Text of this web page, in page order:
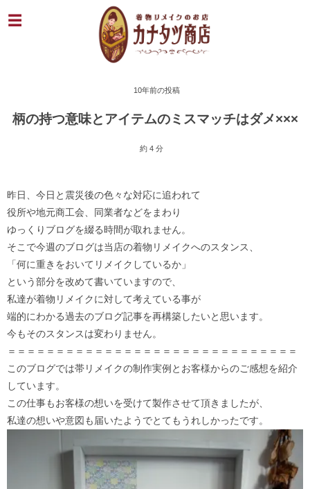
10年前の投稿
柄の持つ意味とアイテムのミスマッチはダメ×××
約 4 分
昨日、今日と震災後の色々な対応に追われて
役所や地元商工会、同業者などをまわり
ゆっくりブログを綴る時間が取れません。
そこで今週のブログは当店の着物リメイクへのスタンス、
「何に重きをおいてリメイクしているか」
という部分を改めて書いていますので、
私達が着物リメイクに対して考えている事が
端的にわかる過去のブログ記事を再構築したいと思います。
今もそのスタンスは変わりません。
＝＝＝＝＝＝＝＝＝＝＝＝＝＝＝＝＝＝＝＝＝＝＝＝＝＝＝＝＝＝
このブログでは帯リメイクの制作実例とお客様からのご感想を紹介
しています。
この仕事もお客様の想いを受けて製作させて頂きましたが、
私達の想いや意図も届いたようでとてもうれしかったです。